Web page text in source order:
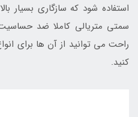
استفاده شود که سازگاری بسیار
سمتی متریالی کاملا ضد
راحت می توانید از آن ها برای
کنید.